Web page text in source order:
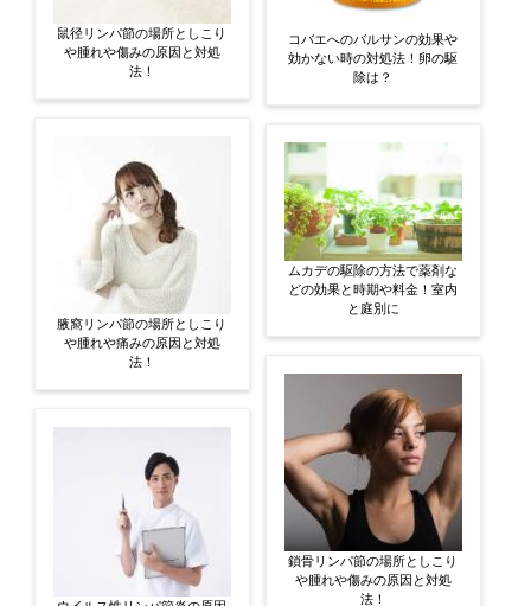
鼠径リンパ節の場所としこり
や腫れや傷みの原因と対処
法！
腋窩リンパ節の場所としこり
や腫れや痛みの原因と対処
法！
コバエへのバルサンの効果や
効かない時の対処法！卵の駆
除は？
ムカデの駆除の方法で薬剤な
どの効果と時期や料金！室内
と庭別に
鎖骨リンパ節の場所としこり
や腫れや傷みの原因と対処
法！